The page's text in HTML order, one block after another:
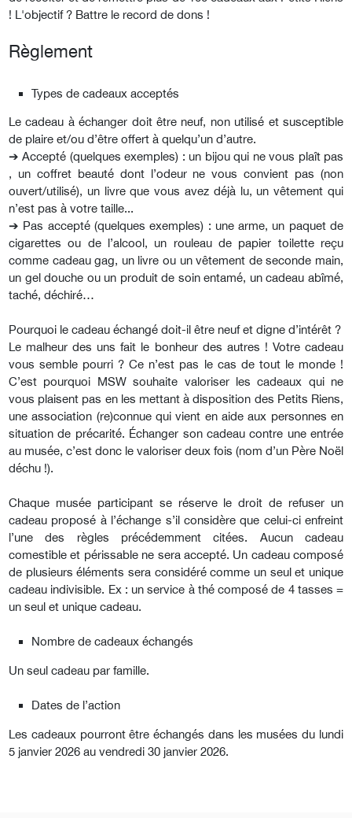
! L'objectif ? Battre le record de dons !
Règlement
Types de cadeaux acceptés
Le cadeau à échanger doit être neuf, non utilisé et susceptible
de plaire et/ou d’être offert à quelqu’un d’autre.
➔ Accepté (quelques exemples) : un bijou qui ne vous plaît pas
, un coffret beauté dont l’odeur ne vous convient pas (non
ouvert/utilisé), un livre que vous avez déjà lu, un vêtement qui
n’est pas à votre taille...
➔ Pas accepté (quelques exemples) : une arme, un paquet de
cigarettes ou de l’alcool, un rouleau de papier toilette reçu
comme cadeau gag, un livre ou un vêtement de seconde main,
un gel douche ou un produit de soin entamé, un cadeau abîmé,
taché, déchiré…
Pourquoi le cadeau échangé doit-il être neuf et digne d’intérêt ?
Le malheur des uns fait le bonheur des autres ! Votre cadeau
vous semble pourri ? Ce n’est pas le cas de tout le monde !
C’est pourquoi MSW souhaite valoriser les cadeaux qui ne
vous plaisent pas en les mettant à disposition des Petits Riens,
une association (re)connue qui vient en aide aux personnes en
situation de précarité. Échanger son cadeau contre une entrée
au musée, c’est donc le valoriser deux fois (nom d’un Père Noël
déchu !).
Chaque musée participant se réserve le droit de refuser un
cadeau proposé à l’échange s’il considère que celui-ci enfreint
l’une des règles précédemment citées. Aucun cadeau
comestible et périssable ne sera accepté. Un cadeau composé
de plusieurs éléments sera considéré comme un seul et unique
cadeau indivisible. Ex : un service à thé composé de 4 tasses =
un seul et unique cadeau.
Nombre de cadeaux échangés
Un seul cadeau par famille.
Dates de l’action
Les cadeaux pourront être échangés dans les musées du lundi
5 janvier 2026 au vendredi 30 janvier 2026.